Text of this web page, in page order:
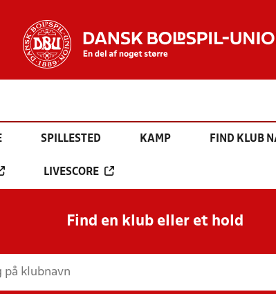
SPILLESTED KAMP FIND KLUB
LIVESCORE
Find en klub eller et hold